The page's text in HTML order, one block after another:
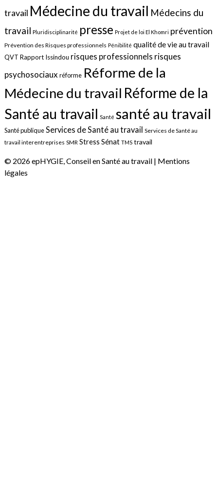
travail Médecine du travail Médecins du
travail Pluridisciplinarité presse Projet de loi El Khomri prévention
Prévention des Risques professionnels Pénibilité qualité de vie au travail
QVT Rapport Issindou risques professionnels risques
psychosociaux réforme Réforme de la
Médecine du travail Réforme de la
Santé au travail Santé santé au travail
Santé publique Services de Santé au travail Services de Santé au
travail interentreprises SMR Stress Sénat TMS travail
© 2026 epHYGIE, Conseil en Santé au travail | Mentions
légales